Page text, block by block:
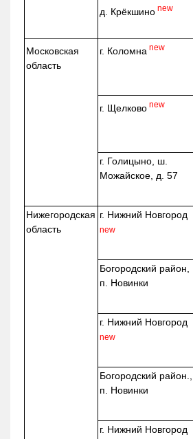
д. Крёкшино new
Московская
область
г. Коломна new
г. Щелково new
г. Голицыно, ш.
Можайское, д. 57
Нижегородская
область
г. Нижний Новгород
new
Богородский район,
п. Новинки
г. Нижний Новгород
new
Богородский район.,
п. Новинки
г. Нижний Новгород